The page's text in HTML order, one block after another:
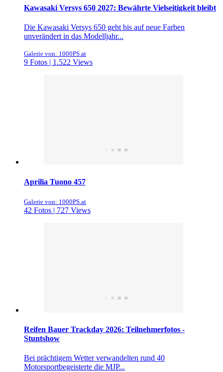
Kawasaki Versys 650 2027: Bewährte Vielseitigkeit bleibt
Die Kawasaki Versys 650 geht bis auf neue Farben
unverändert in das Modelljahr...
Galerie von: 1000PS.at
9 Fotos | 1.522 Views
Aprilia Tuono 457
Galerie von: 1000PS.at
42 Fotos | 727 Views
Reifen Bauer Trackday 2026: Teilnehmerfotos -
Stuntshow
Bei prächtigem Wetter verwandelten rund 40
Motorsportbegeisterte die MJP...